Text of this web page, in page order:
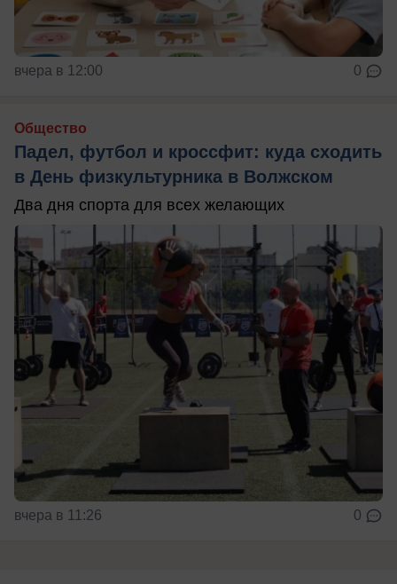
вчера в 12:00 0
Общество
Падел, футбол и кроссфит: куда сходить
в День физкультурника в Волжском
Два дня спорта для всех желающих
вчера в 11:26 0